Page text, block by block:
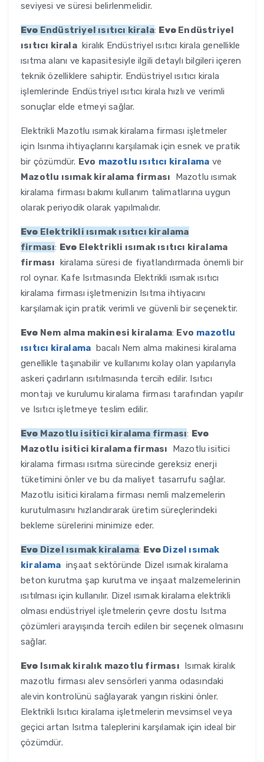
seviyesi ve süresi belirlenmelidir.
Evo Endüstriyel ısıtıcı kirala: Evo Endüstriyel
ısıtıcı kiralakiralık Endüstriyel ısıtıcı kirala genellikle
ısıtma alanı ve kapasitesiyle ilgili detaylı bilgileri içeren
teknik özelliklere sahiptir. Endüstriyel ısıtıcı kirala
işlemlerinde Endüstriyel ısıtıcı kirala hızlı ve verimli
sonuçlar elde etmeyi sağlar.
Elektrikli Mazotlu ısımak kiralama firması işletmeler
için Isınma ihtiyaçlarını karşılamak için esnek ve pratik
bir çözümdür. Evo mazotlu ısıtıcı kiralama ve
Mazotlu ısımak kiralama firması Mazotlu ısımak
kiralama firması bakımı kullanım talimatlarına uygun
olarak periyodik olarak yapılmalıdır.
Evo Elektrikli ısımak ısıtıcı kiralama
firması: Evo Elektrikli ısımak ısıtıcı kiralama
firması kiralama süresi de fiyatlandırmada önemli bir
rol oynar. Kafe Isıtmasında Elektrikli ısımak ısıtıcı
kiralama firması işletmenizin Isıtma ihtiyacını
karşılamak için pratik verimli ve güvenli bir seçenektir.
Evo Nem alma makinesi kiralama: Evo mazotlu
ısıtıcı kiralama bacalı Nem alma makinesi kiralama
genellikle taşınabilir ve kullanımı kolay olan yapılarıyla
askeri çadırların ısıtılmasında tercih edilir. Isıtıcı
montajı ve kurulumu kiralama firması tarafından yapılır
ve Isıtıcı işletmeye teslim edilir.
Evo Mazotlu isitici kiralama firması: Evo
Mazotlu isitici kiralama firması Mazotlu isitici
kiralama firması ısıtma sürecinde gereksiz enerji
tüketimini önler ve bu da maliyet tasarrufu sağlar.
Mazotlu isitici kiralama firması nemli malzemelerin
kurutulmasını hızlandırarak üretim süreçlerindeki
bekleme sürelerini minimize eder.
Evo Dizel ısımak kiralama: Evo Dizel ısımak
kiralama inşaat sektöründe Dizel ısımak kiralama
beton kurutma şap kurutma ve inşaat malzemelerinin
ısıtılması için kullanılır. Dizel ısımak kiralama elektrikli
olması endüstriyel işletmelerin çevre dostu Isıtma
çözümleri arayışında tercih edilen bir seçenek olmasını
sağlar.
Evo Isımak kiralık mazotlu firması Isımak kiralık
mazotlu firması alev sensörleri yanma odasındaki
alevin kontrolünü sağlayarak yangın riskini önler.
Elektrikli Isıtıcı kiralama işletmelerin mevsimsel veya
geçici artan Isıtma taleplerini karşılamak için ideal bir
çözümdür.